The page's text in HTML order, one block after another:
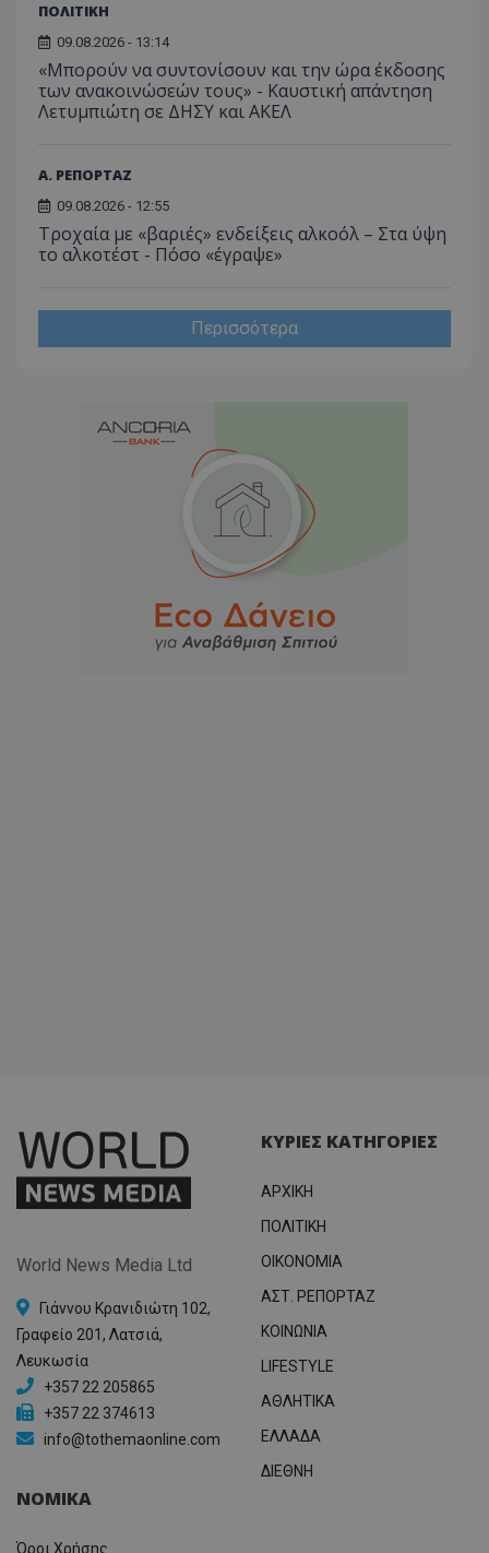
ΠΟΛΙΤΙΚΗ
09.08.2026 - 13:14
«Μπορούν να συντονίσουν και την ώρα έκδοσης
των ανακοινώσεών τους» - Καυστική απάντηση
Λετυμπιώτη σε ΔΗΣΥ και ΑΚΕΛ
Α. ΡΕΠΟΡΤΑΖ
09.08.2026 - 12:55
Τροχαία με «βαριές» ενδείξεις αλκοόλ – Στα ύψη
το αλκοτέστ - Πόσο «έγραψε»
Περισσότερα
World News Media Ltd
Γιάννου Κρανιδιώτη 102,
Γραφείο 201, Λατσιά,
Λευκωσία
+357 22 205865
+357 22 374613
info@tothemaonline.com
ΚΥΡΙΕΣ ΚΑΤΗΓΟΡΙΕΣ
ΑΡΧΙΚΗ
ΠΟΛΙΤΙΚΗ
OIKONOMIA
ΑΣΤ. ΡΕΠΟΡΤΑΖ
ΚΟΙΝΩΝΙΑ
LIFESTYLE
ΑΘΛΗΤΙΚΑ
ΕΛΛΑΔΑ
ΔΙΕΘΝΗ
ΝΟΜΙΚΑ
Όροι Χρήσης